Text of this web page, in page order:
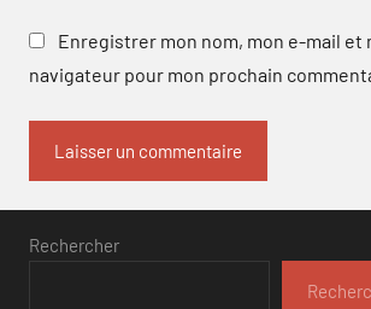
Enregistrer mon nom, mon e-mail et
navigateur pour mon prochain
Rechercher